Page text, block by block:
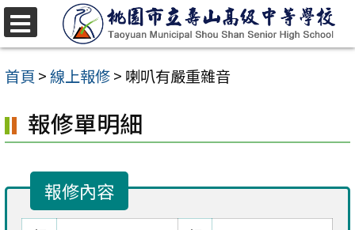
跳
至
主
內
容
首頁 >線上報修> 喇叭有嚴重雜音
報修單明細
報修內容
選
單